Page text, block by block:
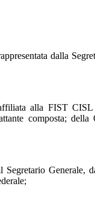
dalla
alla FIST CISL
composta;
Generale,